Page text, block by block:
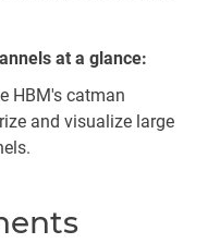
at a glance:
HBM's catman
and visualize large